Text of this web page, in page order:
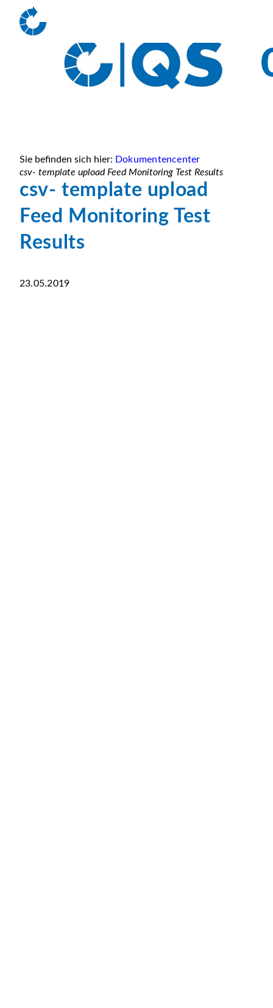
Sie befinden sich hier: Dokumentencenter
csv- template upload Feed Monitoring Test Results
csv- template upload
Feed Monitoring Test
Results
23.05.2019